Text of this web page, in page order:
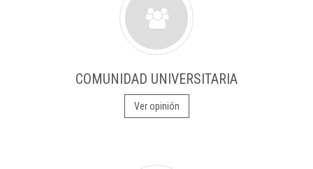
COMUNIDAD UNIVERSITARIA
Ver opinión